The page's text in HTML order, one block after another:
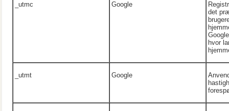
_utmc Google
det
hvor
_utmt Google